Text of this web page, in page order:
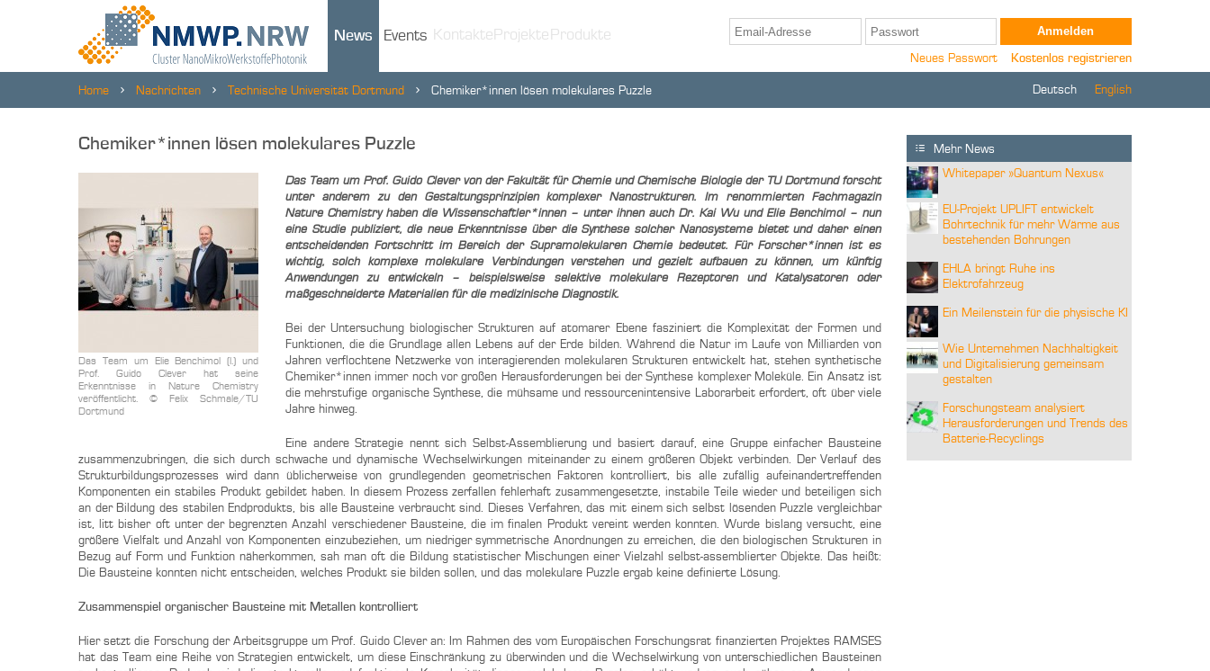
News Events Kontakte Projekte Produkte
Neues Passwort Kostenlos registrieren
Home Nachrichten Technische Universität Dortmund Chemiker*innen lösen molekulares Puzzle Deutsch English
Chemiker*innen lösen molekulares Puzzle
Das Team um Elie Benchimol (l.) und
Prof. Guido Clever hat seine
Erkenntnisse in Nature Chemistry
veröffentlicht. © Felix Schmale​/​TU
Dortmund
Das Team um Prof. Guido Clever von der Fakultät für Chemie und Chemische Biologie der TU Dortmund forscht
unter anderem zu den Gestaltungsprinzipien komplexer Nanostrukturen. Im renommierten Fachmagazin
Nature Chemistry haben die Wissen­schaft­ler*innen – unter ihnen auch Dr. Kai Wu und Elie Benchimol – nun
eine Studie publiziert, die neue Erkenntnisse über die Synthese solcher Nanosysteme bietet und daher einen
entscheidenden Fortschritt im Bereich der Supramolekularen Chemie bedeutet. Für Forscher*innen ist es
wichtig, solch komplexe molekulare Verbindungen verstehen und gezielt aufbauen zu können, um künftig
Anwendungen zu entwickeln – beispielsweise selektive molekulare Rezeptoren und Katalysatoren oder
maßgeschneiderte Materialien für die medizinische Diagnostik.
Bei der Untersuchung biologischer Strukturen auf atomarer Ebene fasziniert die Komplexität der Formen und
Funktionen, die die Grundlage allen Lebens auf der Erde bilden. Während die Natur im Laufe von Milliarden von
Jahren verflochtene Netzwerke von interagierenden molekularen Strukturen entwickelt hat, stehen synthetische
Chemiker*innen immer noch vor großen Herausforderungen bei der Synthese komplexer Moleküle. Ein Ansatz ist
die mehrstufige organische Synthese, die mühsame und ressourcenintensive Laborarbeit erfordert, oft über viele
Jahre hinweg.
Eine andere Strategie nennt sich Selbst-Assemblierung und basiert darauf, eine Gruppe einfacher Bausteine
zusammenzubringen, die sich durch schwache und dynamische Wechselwirkungen miteinander zu einem größeren Objekt verbinden. Der Verlauf des
Strukturbildungsprozesses wird dann üblicherweise von grundlegenden geometrischen Faktoren kontrolliert, bis alle zufällig aufeinandertreffenden
Komponenten ein stabiles Produkt gebildet haben. In diesem Prozess zerfallen fehlerhaft zusammengesetzte, instabile Teile wieder und beteiligen sich
an der Bildung des stabilen Endprodukts, bis alle Bausteine verbraucht sind. Dieses Verfahren, das mit einem sich selbst lösenden Puzzle vergleichbar
ist, litt bisher oft unter der begrenzten Anzahl verschiedener Bausteine, die im finalen Produkt vereint werden konnten. Wurde bislang versucht, eine
größere Vielfalt und Anzahl von Komponenten einzubeziehen, um niedriger symmetrische Anordnungen zu erreichen, die den biologischen Strukturen in
Bezug auf Form und Funktion näherkommen, sah man oft die Bildung statistischer Mischungen einer Vielzahl selbst-assemblierter Objekte. Das heißt:
Die Bausteine konnten nicht entscheiden, welches Produkt sie bilden sollen, und das molekulare Puzzle ergab keine definierte Lösung.
Zusammenspiel organischer Bausteine mit Metallen kontrolliert
Hier setzt die Forschung der Arbeitsgruppe um Prof. Guido Clever an: Im Rahmen des vom Europäischen Forschungsrat finanzierten Projektes RAMSES
hat das Team eine Reihe von Strategien entwickelt, um diese Einschränkung zu überwinden und die Wechselwirkung von unterschiedlichen Bausteinen
Mehr News
Whitepaper »Quantum Nexus«
EU-Projekt UPLIFT entwickelt
Bohrtechnik für mehr Wärme aus
bestehenden Bohrungen
EHLA bringt Ruhe ins
Elektrofahrzeug
Ein Meilenstein für die physische KI
Wie Unternehmen Nachhaltigkeit
und Digitalisierung gemeinsam
gestalten
Forschungsteam analysiert
Herausforderungen und Trends des
Batterie-Recyclings